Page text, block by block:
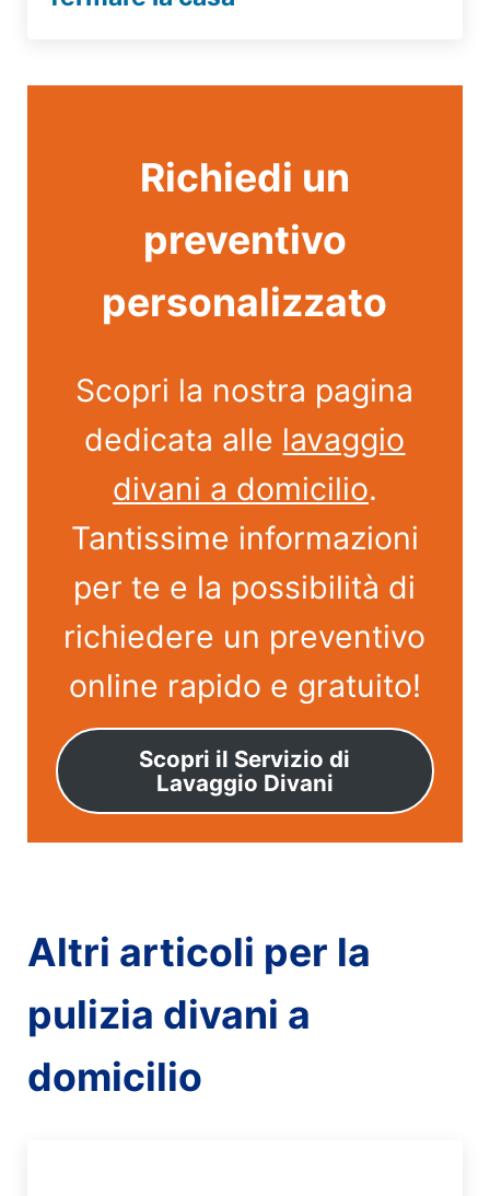
Richiedi un
preventivo
personalizzato
Scopri la nostra pagina
dedicata alle lavaggio
divani a domicilio.
Tantissime informazioni
per te e la possibilità di
richiedere un preventivo
online rapido e gratuito!
Scopri il Servizio di
Lavaggio Divani
Altri articoli per la
pulizia divani a
domicilio